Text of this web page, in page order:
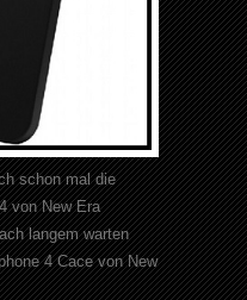
schon mal die
von New Era
langem warten
4 Cace von New